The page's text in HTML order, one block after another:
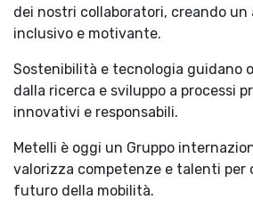
dei nostri collaboratori, creando un
inclusivo e motivante.
Sostenibilità e tecnologia guidano
dalla ricerca e sviluppo a processi
innovativi e responsabili.
Metelli è oggi un Gruppo
valorizza competenze e talenti per
futuro della mobilità.